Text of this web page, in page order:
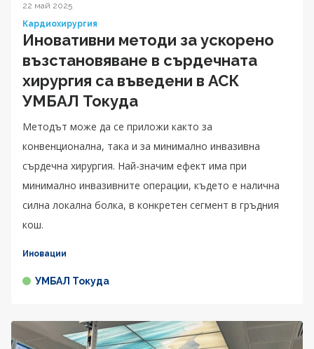
22 май 2025
Кардиохирургия
Иновативни методи за ускорено
възстановяване в сърдечната
хирургия са въведени в АСК
УМБАЛ Токуда
Методът може да се приложи както за
конвенционална, така и за минимално инвазивна
сърдечна хирургия. Най-значим ефект има при
минимално инвазивните операции, където е налична
силна локална болка, в конкретен сегмент в гръдния
кош.
Иновации
УМБАЛ Токуда